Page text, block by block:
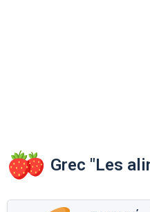
Grec "Les